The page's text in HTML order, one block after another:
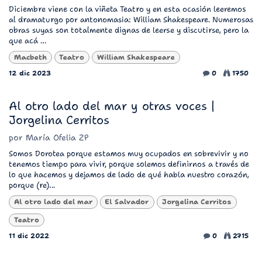
Diciembre viene con la viñeta Teatro y en esta ocasión leeremos
al dramaturgo por antonomasia: William Shakespeare. Numerosas
obras suyas son totalmente dignas de leerse y discutirse, pero la
que acá ...
Macbeth Teatro
William Shakespeare
12 dic 2023
0 1750
Al otro lado del mar y otras voces |
Jorgelina Cerritos
por María Ofelia ZP
Somos Dorotea porque estamos muy ocupados en sobrevivir y no
tenemos tiempo para vivir, porque solemos definirnos a través de
lo que hacemos y dejamos de lado de qué habla nuestro corazón,
porque (re)...
Al otro lado del mar El Salvador
Jorgelina Cerritos
Teatro
11 dic 2022
0 2715